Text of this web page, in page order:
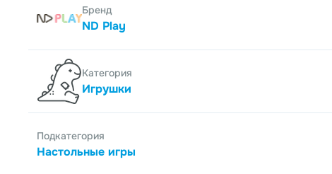
Бренд
ND Play
Категория
Игрушки
Подкатегория
Настольные игры